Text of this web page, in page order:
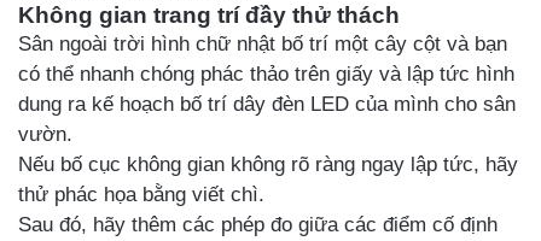
Không gian trang trí đầy thử thách
Sân ngoài trời hình chữ nhật bố trí một cây cột và bạn
có thể nhanh chóng phác thảo trên giấy và lập tức hình
dung ra kế hoạch bố trí dây đèn LED của mình cho sân
vườn.
Nếu bố cục không gian không rõ ràng ngay lập tức, hãy
thử phác họa bằng viết chì.
Sau đó, hãy thêm các phép đo giữa các điểm cố định